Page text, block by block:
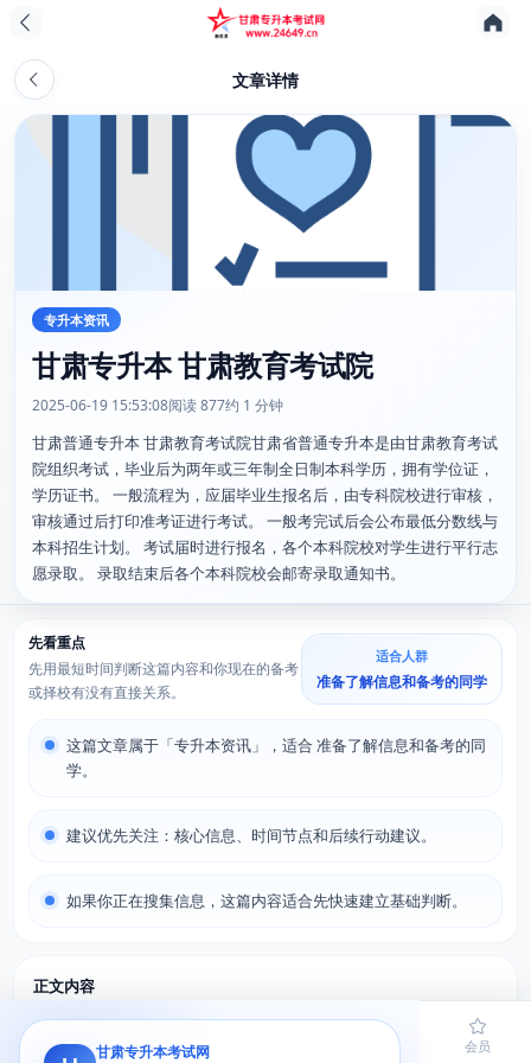
文章详情
专升本资讯
甘肃专升本 甘肃教育考试院
2025-06-19 15:53:08阅读 877约 1 分钟
甘肃普通专升本 甘肃教育考试院甘肃省普通专升本是由甘肃教育考试
院组织考试，毕业后为两年或三年制全日制本科学历，拥有学位证，
学历证书。 一般流程为，应届毕业生报名后，由专科院校进行审核，
审核通过后打印准考证进行考试。 一般考完试后会公布最低分数线与
本科招生计划。 考试届时进行报名，各个本科院校对学生进行平行志
愿录取。 录取结束后各个本科院校会邮寄录取通知书。
先看重点
先用最短时间判断这篇内容和你现在的备考
或择校有没有直接关系。
适合人群
准备了解信息和备考的同学
这篇文章属于「专升本资讯」，适合 准备了解信息和备考的同
学。
建议优先关注：核心信息、时间节点和后续行动建议。
如果你正在搜集信息，这篇内容适合先快速建立基础判断。
正文内容
甘肃专升本考试网
首页 题库 会员